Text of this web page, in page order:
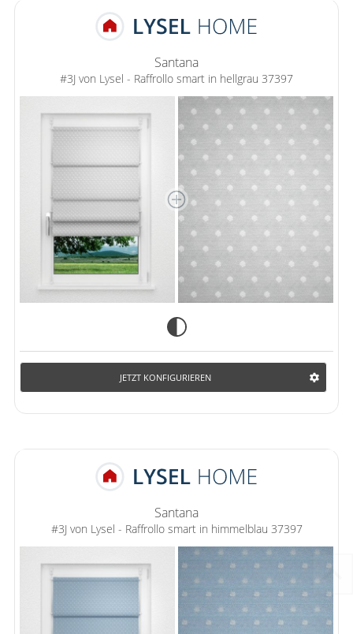
Santana
#3J von Lysel - Raffrollo smart in hellgrau 37397
JETZT KONFIGURIEREN
Santana
#3J von Lysel - Raffrollo smart in himmelblau 37397